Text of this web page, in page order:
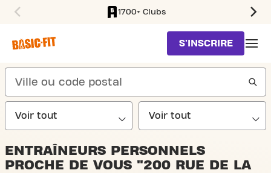
1700+ Clubs
S'INSCRIRE
search
ENTRAÎNEURS PERSONNELS
PROCHE DE VOUS "200 RUE DE LA